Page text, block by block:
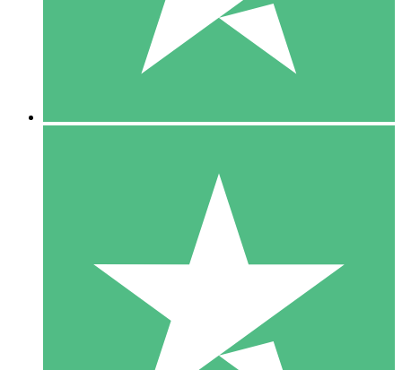
1000
10 Downloaden
20 00